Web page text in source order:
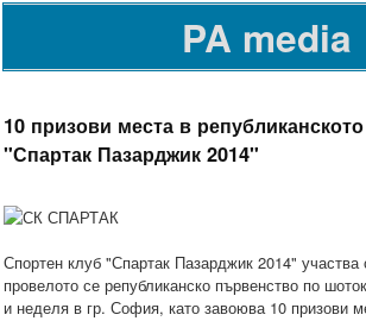
PA media
10 призови места в
"Спартак Пазарджик 2014"
Спортен клуб "Спартак Пазарджик 2014" участва
провелото се републиканско първенство по
и неделя в гр. София, като завоюва 10 призови